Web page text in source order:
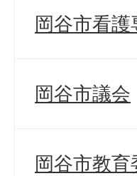
岡谷市看護
岡谷市議会
岡谷市教育